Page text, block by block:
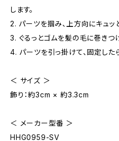
します。
2. パーツを掴み、上方向にキュッ
3. ぐるっとゴムを髪の毛に巻きつ
4. パーツを引っ掛けて、固定した
＜ サイズ ＞
飾り：約3cm × 約3.3cm
＜ メーカー型番 ＞
HHG0959-SV